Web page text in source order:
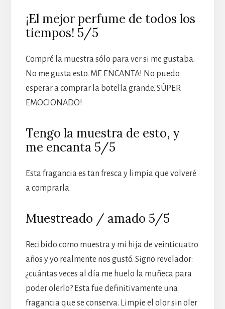
¡El mejor perfume de todos los
tiempos! 5/5
Compré la muestra sólo para ver si me gustaba.
No me gusta esto. ME ENCANTA! No puedo
esperar a comprar la botella grande. SÚPER
EMOCIONADO!
Tengo la muestra de esto, y
me encanta 5/5
Esta fragancia es tan fresca y limpia que volveré
a comprarla.
Muestreado / amado 5/5
Recibido como muestra y mi hija de veinticuatro
años y yo realmente nos gustó. Signo revelador:
¿cuántas veces al día me huelo la muñeca para
poder olerlo? Esta fue definitivamente una
fragancia que se conserva. Limpie el olor sin oler